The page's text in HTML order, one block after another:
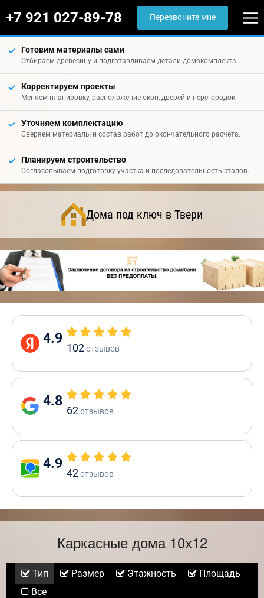
+7 921 027-89-78 Перезвоните мне
Готовим материалы сами
Отбираем древесину и подготавливаем детали домокомплекта.
Корректируем проекты
Меняем планировку, расположение окон, дверей и перегородок.
Уточняем комплектацию
Сверяем материалы и состав работ до окончательного расчёта.
Планируем строительство
Согласовываем подготовку участка и последовательность этапов.
Дома под ключ в Твери
4.9
102отзывов
4.8
62отзывов
4.9
42отзывов
Каркасные дома 10х12
Тип Размер Этажность
Площадь
Все